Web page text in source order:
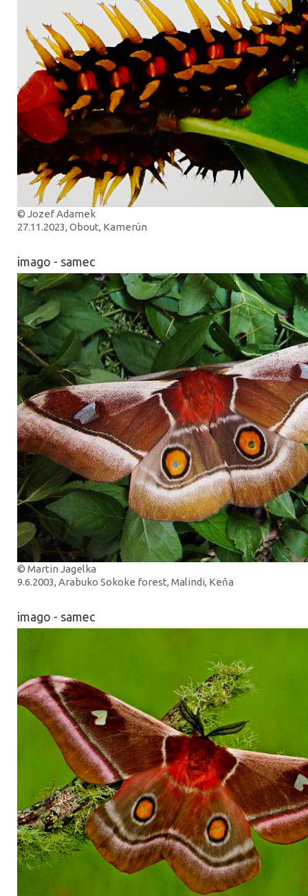
© Jozef Adamek
27.11.2023, Obout, Kamerún
imago - samec
© Martin Jagelka
9.6.2003, Arabuko Sokoke forest, Malindi, Keňa
imago - samec